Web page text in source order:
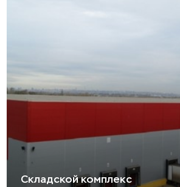
Складской комплекс